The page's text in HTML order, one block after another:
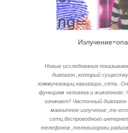
720p
337p
225p
202p
Новые исследования
диапазон ,который
коммуникации,навигации ,сеть
функциям человека и животного
означает? Частичный
магнитное излучение ,то
сети,беспроводного
телефонов ,телевизорови